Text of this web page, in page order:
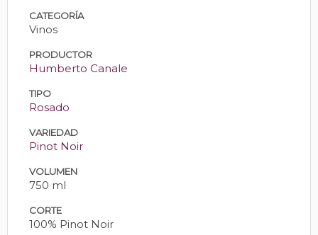
CATEGORÍA
Vinos
PRODUCTOR
Humberto Canale
TIPO
Rosado
VARIEDAD
Pinot Noir
VOLUMEN
750 ml
CORTE
100% Pinot Noir